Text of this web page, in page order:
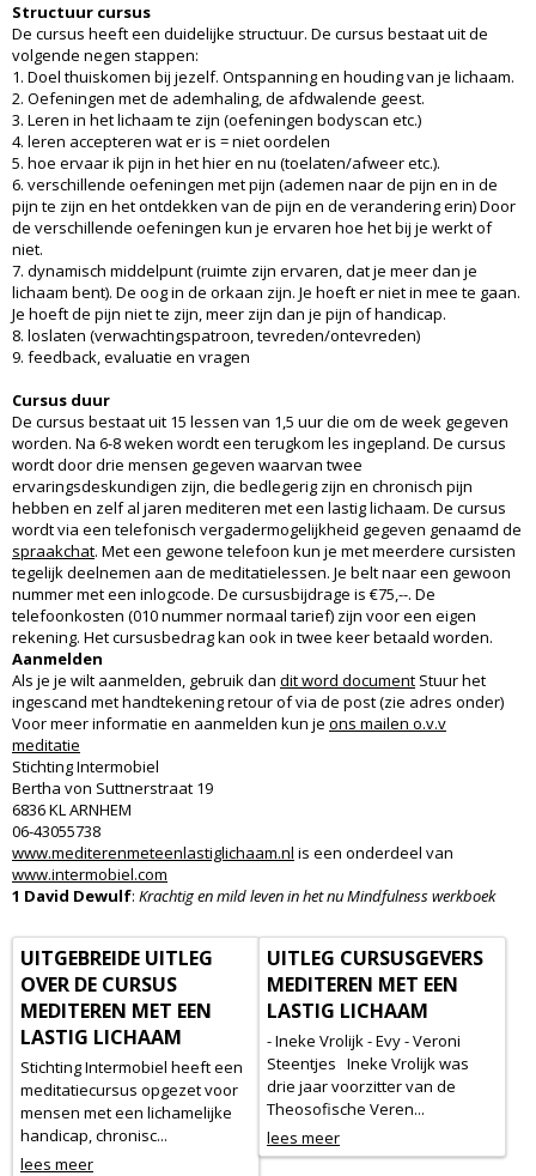
Structuur cursus
De cursus heeft een duidelijke structuur. De cursus bestaat uit de
volgende negen stappen:
1. Doel thuiskomen bij jezelf. Ontspanning en houding van je lichaam.
2. Oefeningen met de ademhaling, de afdwalende geest.
3. Leren in het lichaam te zijn (oefeningen bodyscan etc.)
4. leren accepteren wat er is = niet oordelen
5. hoe ervaar ik pijn in het hier en nu (toelaten/afweer etc.).
6. verschillende oefeningen met pijn (ademen naar de pijn en in de
pijn te zijn en het ontdekken van de pijn en de verandering erin) Door
de verschillende oefeningen kun je ervaren hoe het bij je werkt of
niet.
7. dynamisch middelpunt (ruimte zijn ervaren, dat je meer dan je
lichaam bent). De oog in de orkaan zijn. Je hoeft er niet in mee te gaan.
Je hoeft de pijn niet te zijn, meer zijn dan je pijn of handicap.
8. loslaten (verwachtingspatroon, tevreden/ontevreden)
9. feedback, evaluatie en vragen
Cursus duur
De cursus bestaat uit 15 lessen van 1,5 uur die om de week gegeven
worden. Na 6-8 weken wordt een terugkom les ingepland. De cursus
wordt door drie mensen gegeven waarvan twee
ervaringsdeskundigen zijn, die bedlegerig zijn en chronisch pijn
hebben en zelf al jaren mediteren met een lastig lichaam. De cursus
wordt via een telefonisch vergadermogelijkheid gegeven genaamd de
spraakchat. Met een gewone telefoon kun je met meerdere cursisten
tegelijk deelnemen aan de meditatielessen. Je belt naar een gewoon
nummer met een inlogcode. De cursusbijdrage is €75,--. De
telefoonkosten (010 nummer normaal tarief) zijn voor een eigen
rekening. Het cursusbedrag kan ook in twee keer betaald worden.
Aanmelden
Als je je wilt aanmelden, gebruik dan dit word document Stuur het
ingescand met handtekening retour of via de post (zie adres onder)
Voor meer informatie en aanmelden kun je ons mailen o.v.v
meditatie
Stichting Intermobiel
Bertha von Suttnerstraat 19
6836 KL ARNHEM
06-43055738
www.mediterenmeteenlastiglichaam.nl is een onderdeel van
www.intermobiel.com
1 David Dewulf: Krachtig en mild leven in het nu Mindfulness werkboek
UITGEBREIDE UITLEG
OVER DE CURSUS
MEDITEREN MET EEN
LASTIG LICHAAM
Stichting Intermobiel heeft een
meditatiecursus opgezet voor
mensen met een lichamelijke
handicap, chronisc...
lees meer
UITLEG CURSUSGEVERS
MEDITEREN MET EEN
LASTIG LICHAAM
- Ineke Vrolijk - Evy - Veroni
Steentjes Ineke Vrolijk was
drie jaar voorzitter van de
Theosofische Veren...
lees meer